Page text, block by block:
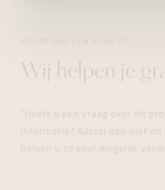
Wij helpen je
"Heeft u een vraag over dit
informatie? Aarzel dan niet
helpen u zo snel mogelijk